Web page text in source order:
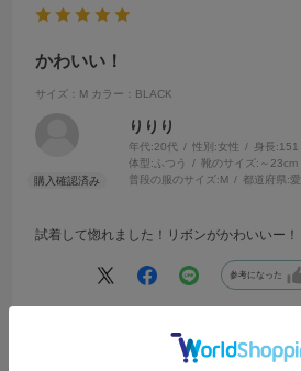
かわいい！
サイズ：M カラー：BLACK
りりり
年代:20代 性別:女性 身長:151
体型: ふつう 靴のサイズ: ～23cm
普段の服のサイズ:M 都道府県:
試着して惚れました！リボンがかわいいー！
参考になった